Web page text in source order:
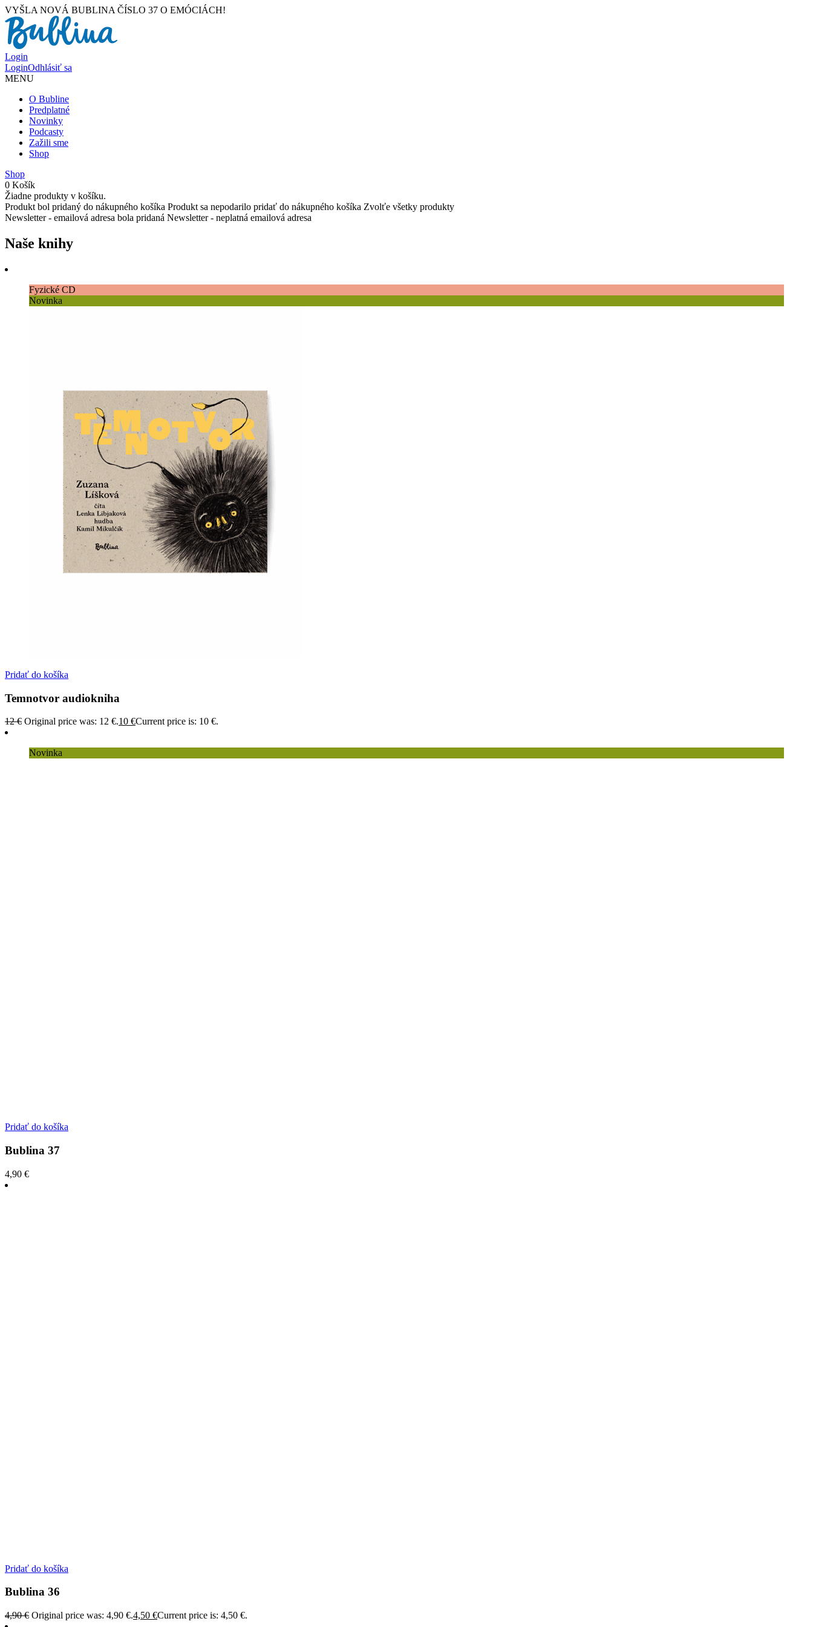
VYŠLA NOVÁ BUBLINA ČÍSLO 37 O EMÓCIÁCH!
Login
LoginOdhlásiť sa
MENU
O Bubline
Predplatné
Novinky
Podcasty
Zažili sme
Shop
Shop
0 Košík
Žiadne produkty v košíku.
Produkt bol pridaný do nákupného košíka Produkt sa nepodarilo pridať do nákupného košíka Zvolťe všetky produkty
Newsletter - emailová adresa bola pridaná Newsletter - neplatná emailová adresa
Naše knihy
Fyzické CD
Novinka
Pridať do košíka
Temnotvor audiokniha
12€ Original price was: 12 €.10 €Current price is: 10 €.
Novinka
Pridať do košíka
Bublina 37
4,90 €
Pridať do košíka
Bublina 36
4,90€ Original price was: 4,90 €.4,50 €Current price is: 4,50 €.